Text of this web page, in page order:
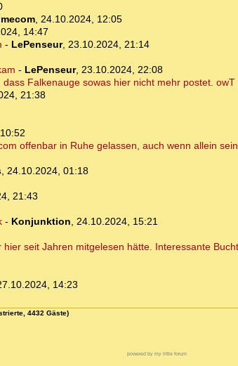
, 24.10.2024, 12:05
14:47
- LePenseur, 23.10.2024, 21:14
- LePenseur, 23.10.2024, 22:08
Falkenauge sowas hier nicht mehr postet. owT
21:38
offenbar in Ruhe gelassen, auch wenn allein
, 24.10.2024, 01:18
21:43
- Konjunktion, 24.10.2024, 15:21
seit Jahren mitgelesen hätte. Interessante
14:23
4432 Gäste)
powered by my little forum